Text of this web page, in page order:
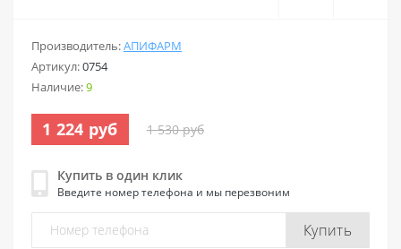
Производитель:АПИФАРМ
Артикул:0754
Наличие:9
1 224 руб 1 530 руб
Купить в один клик
Введите номер телефона и мы перезвоним
Купить